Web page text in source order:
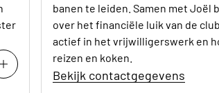
banen te leiden. Samen met Joël
over het financiële luik van de
actief in het vrijwilligerswerk en
reizen en koken.
Bekijk contactgegevens